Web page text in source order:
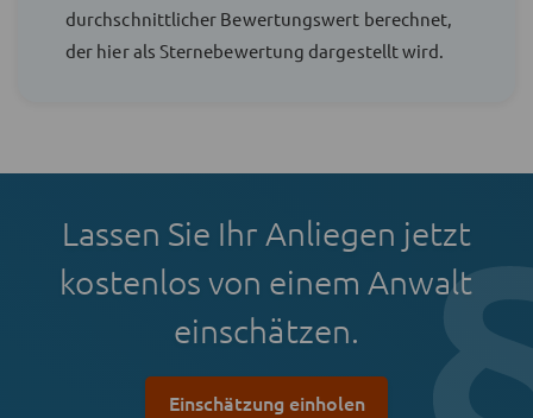
durchschnittlicher Bewertungswert berechnet,
der hier als Sternebewertung dargestellt wird.
Lassen Sie Ihr Anliegen jetzt
kostenlos von einem Anwalt
einschätzen.
Einschätzung einholen